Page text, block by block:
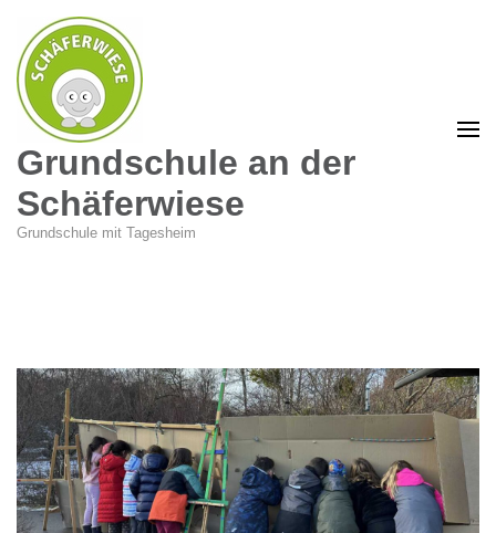
Grundschule an der
Schäferwiese
Grundschule mit Tagesheim